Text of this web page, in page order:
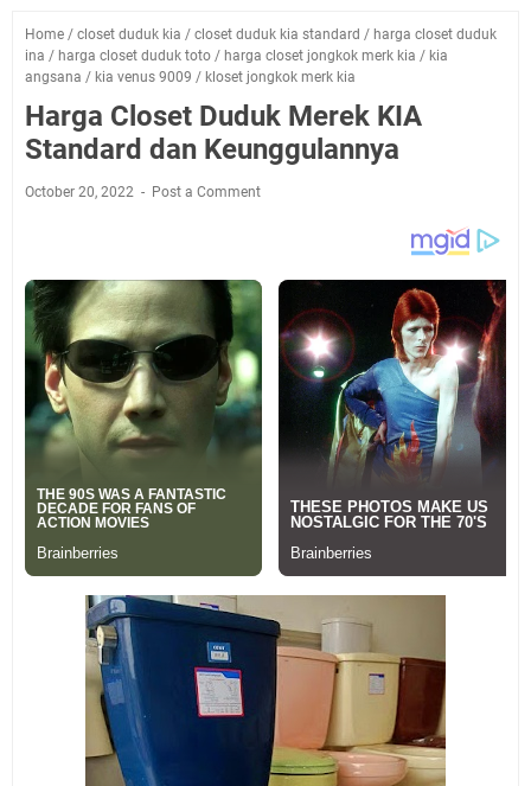
Home / closet duduk kia / closet duduk kia standard / harga closet duduk
ina / harga closet duduk toto / harga closet jongkok merk kia / kia
angsana / kia venus 9009 / kloset jongkok merk kia
Harga Closet Duduk Merek KIA
Standard dan Keunggulannya
October 20, 2022 Post a Comment